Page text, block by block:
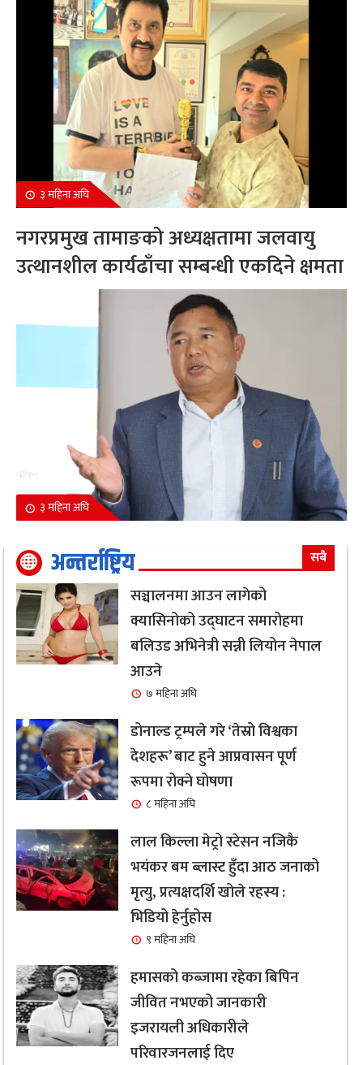
३ महिना अघि
नगरप्रमुख तामाङको अध्यक्षतामा जलवायु
उत्थानशील कार्यढाँचा सम्बन्धी एकदिने क्षमता
अभिवृद्धि कार्यक्रम सम्पन्न
३ महिना अघि
अन्तर्राष्ट्रिय सबै
सञ्चालनमा आउन लागेको
क्यासिनोको उद्घाटन समारोहमा
बलिउड अभिनेत्री सन्नी लियोन नेपाल
आउने
७ महिना अघि
डोनाल्ड ट्रम्पले गरे ‘तेस्रो विश्वका
देशहरू’ बाट हुने आप्रवासन पूर्ण
रूपमा रोक्ने घोषणा
८ महिना अघि
लाल किल्ला मेट्रो स्टेसन नजिकै
भयंकर बम ब्लास्ट हुँदा आठ जनाको
मृत्यु, प्रत्यक्षदर्शि खोले रहस्य :
भिडियो हेर्नुहोस
९ महिना अघि
हमासको कब्जामा रहेका बिपिन
जीवित नभएको जानकारी
इजरायली अधिकारीले
परिवारजनलाई दिए